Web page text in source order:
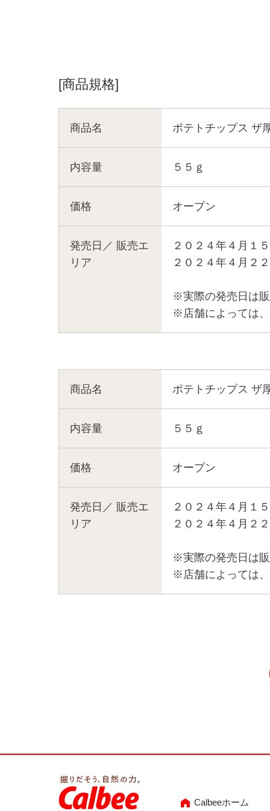
[商品規格]
商品名 ポテトチップス ザ
内容量 ５５ｇ
価格 オープン
発売日／ 販売エ
リア
２０２４年４月１
２０２４年４月２
※実際の発売日は
※店舗によっては
商品名 ポテトチップス ザ
内容量 ５５ｇ
価格 オープン
発売日／ 販売エ
リア
２０２４年４月１
２０２４年４月２
※実際の発売日は
※店舗によっては
Calbeeホーム